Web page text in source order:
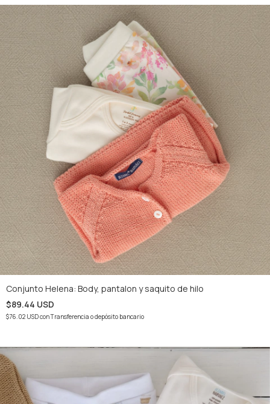
Conjunto Helena: Body, pantalon y saquito de hilo
$89.44 USD
$76.02 USDconTransferencia o depósito bancario